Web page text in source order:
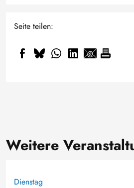
Seite teilen:
Weitere
Dienstag